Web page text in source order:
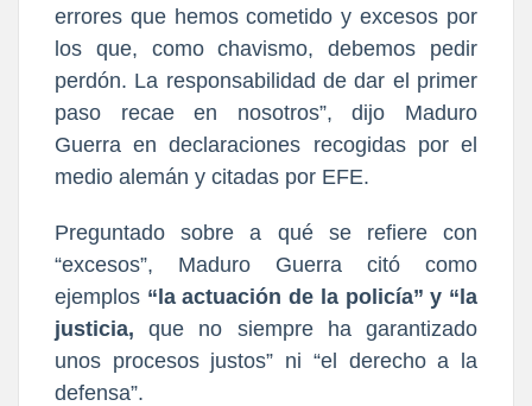
errores que hemos cometido y excesos por
los que, como chavismo, debemos pedir
perdón. La responsabilidad de dar el primer
paso recae en nosotros”, dijo Maduro
Guerra en declaraciones recogidas por el
medio alemán y citadas por EFE.
Preguntado sobre a qué se refiere con
“excesos”, Maduro Guerra citó como
ejemplos “la actuación de la policía” y “la
justicia,
que no siempre ha garantizado
unos procesos justos” ni “el derecho a la
defensa”.